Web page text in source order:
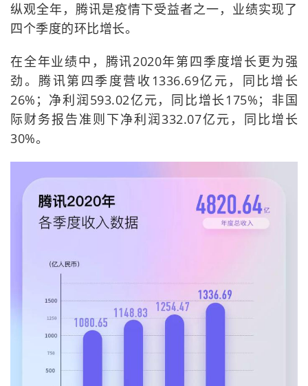
纵观全年，腾讯是疫情下受益者之一，业绩实现了
四个季度的环比增长。
在全年业绩中，腾讯2020年第四季度增长更为强
劲。腾讯第四季度营收1336.69亿元，同比增长
26%；净利润593.02亿元，同比增长175%；非国
际财务报告准则下净利润332.07亿元，同比增长
30%。